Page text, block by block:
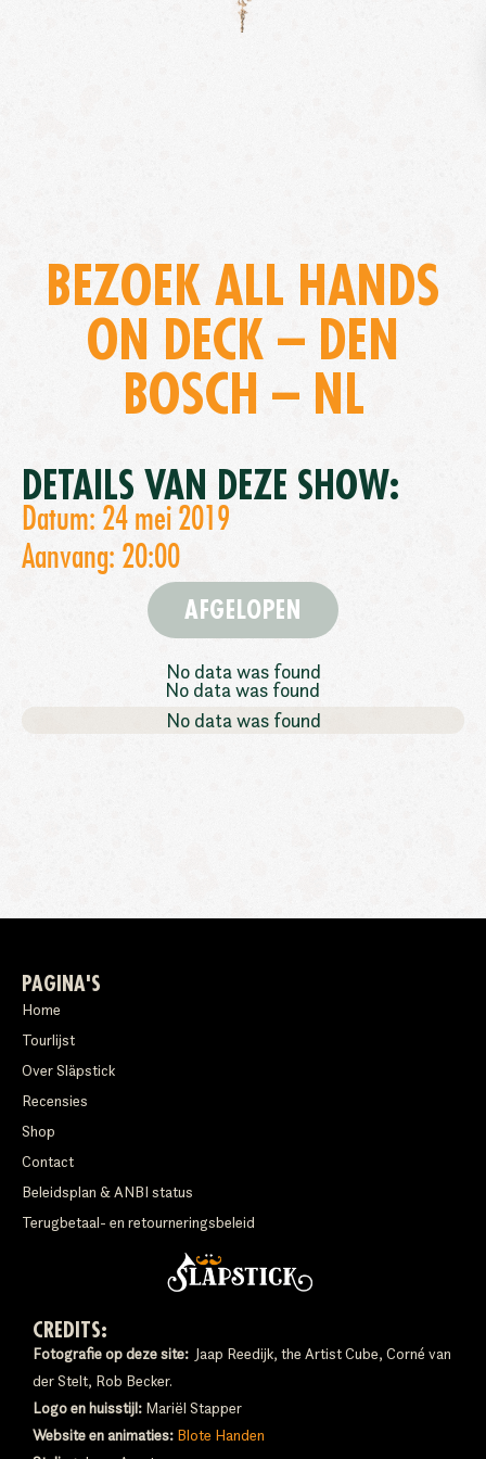
BEZOEK ALL HANDS
ON DECK – DEN
BOSCH – NL
DETAILS VAN DEZE SHOW:
Datum: 24 mei 2019
Aanvang: 20:00
AFGELOPEN
No data was found
No data was found
No data was found
PAGINA'S
Home
Tourlijst
Over Släpstick
Recensies
Shop
Contact
Beleidsplan & ANBI status
Terugbetaal- en retourneringsbeleid
CREDITS:
Fotografie op deze site: Jaap Reedijk, the Artist Cube, Corné van
der Stelt, Rob Becker.
Logo en huisstijl: Mariël Stapper
Website en animaties: Blote Handen